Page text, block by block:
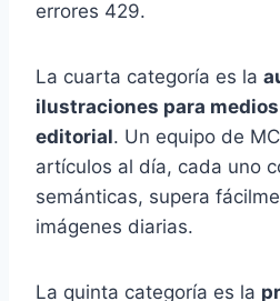
errores 429.
La cuarta categoría es la
ilustraciones para
editorial. Un equipo de
artículos al día, cada uno
semánticas, supera
imágenes diarias.
La quinta categoría es la